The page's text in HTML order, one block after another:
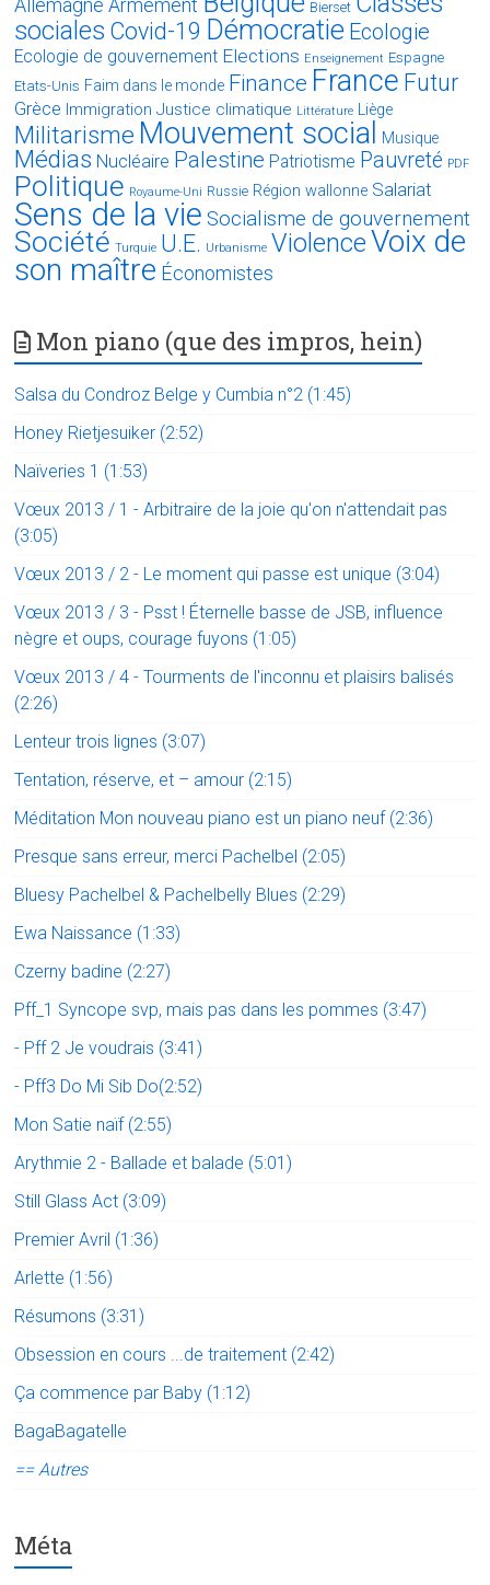
Armement Bierset
sociales Covid-19 Démocratie Ecologie
Ecologie de gouvernement Elections Enseignement Espagne
Etats-Unis Faim dans le monde Finance France Futur
Grèce Immigration Justice climatique Littérature Liège
Militarisme Mouvement social Musique
Médias Nucléaire Palestine Patriotisme Pauvreté PDF
Politique Royaume-Uni Russie Région wallonne Salariat
Sens de la vie Socialisme de gouvernement
Société Turquie U.E. Urbanisme ViolenceVoix de
son maître Économistes
Mon piano (que des impros, hein)
Salsa du Condroz Belge y Cumbia n°2 (1:45)
Honey Rietjesuiker (2:52)
Naïveries 1 (1:53)
Vœux 2013 / 1 - Arbitraire de la joie qu'on n'attendait pas
(3:05)
Vœux 2013 / 2 - Le moment qui passe est unique (3:04)
Vœux 2013 / 3 - Psst ! Éternelle basse de JSB, influence
nègre et oups, courage fuyons (1:05)
Vœux 2013 / 4 - Tourments de l'inconnu et plaisirs balisés
(2:26)
Lenteur trois lignes (3:07)
Tentation, réserve, et – amour (2:15)
Méditation Mon nouveau piano est un piano neuf (2:36)
Presque sans erreur, merci Pachelbel (2:05)
Bluesy Pachelbel & Pachelbelly Blues (2:29)
Ewa Naissance (1:33)
Czerny badine (2:27)
Pff_1 Syncope svp, mais pas dans les pommes (3:47)
- Pff 2 Je voudrais (3:41)
- Pff3 Do Mi Sib Do(2:52)
Mon Satie naïf (2:55)
Arythmie 2 - Ballade et balade (5:01)
Still Glass Act (3:09)
Premier Avril (1:36)
Arlette (1:56)
Résumons (3:31)
Obsession en cours ...de traitement (2:42)
Ça commence par Baby (1:12)
BagaBagatelle
== Autres
Méta